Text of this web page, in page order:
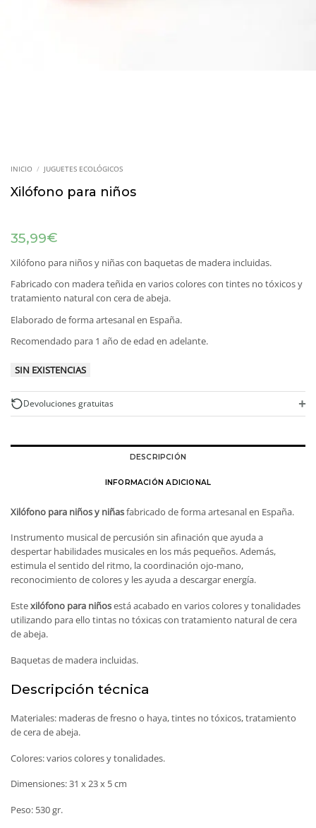
INICIO / JUGUETES ECOLÓGICOS
Xilófono para niños
35,99€
Xilófono para niños y niñas con baquetas de madera incluidas.
Fabricado con madera teñida en varios colores con tintes no tóxicos y
tratamiento natural con cera de abeja.
Elaborado de forma artesanal en España.
Recomendado para 1 año de edad en adelante.
SIN EXISTENCIAS
Devoluciones gratuitas +
DESCRIPCIÓN
INFORMACIÓN ADICIONAL
Xilófono para niños y niñasfabricado de forma artesanal en España.
Instrumento musical de percusión sin afinación que ayuda a
despertar habilidades musicales en los más pequeños. Además,
estimula el sentido del ritmo, la coordinación ojo-mano,
reconocimiento de colores y les ayuda a descargar energía.
Estexilófono para niñosestá acabado en varios colores y tonalidades
utilizando para ello tintas no tóxicas con tratamiento natural de cera
de abeja.
Baquetas de madera incluidas.
Descripción técnica
Materiales: maderas de fresno o haya, tintes no tóxicos, tratamiento
de cera de abeja.
Colores: varios colores y tonalidades.
Dimensiones: 31 x 23 x 5 cm
Peso: 530 gr.